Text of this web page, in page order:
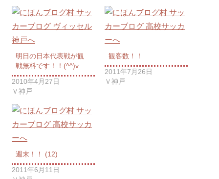
明日の日本代表戦が観
戦無料です！！(^^)v
2010年4月27日
Ｖ神戸
観客数！！
2011年7月26日
Ｖ神戸
週末！！ (12)
2011年6月11日